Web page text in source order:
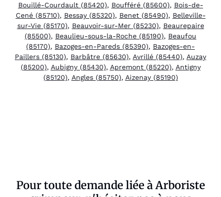
Bouillé-Courdault (85420), Boufféré (85600), Bois-de-
Cené (85710), Bessay (85320), Benet (85490), Belleville-
sur-Vie (85170), Beauvoir-sur-Mer (85230), Beaurepaire
(85500), Beaulieu-sous-la-Roche (85190), Beaufou
(85170), Bazoges-en-Pareds (85390), Bazoges-en-
Paillers (85130), Barbâtre (85630), Avrillé (85440), Auzay
(85200), Aubigny (85430), Apremont (85220), Antigny
(85120), Angles (85750), Aizenay (85190)
Pour toute demande liée à Arboriste